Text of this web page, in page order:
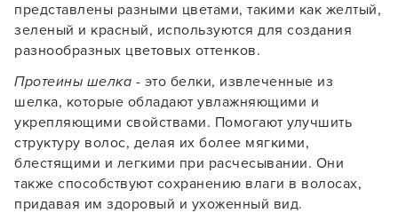
представлены разными цветами, такими как желтый,
зеленый и красный, используются для создания
разнообразных цветовых оттенков.
Протеины шелка - это белки, извлеченные из
шелка, которые обладают увлажняющими и
укрепляющими свойствами. Помогают улучшить
структуру волос, делая их более мягкими,
блестящими и легкими при расчесывании. Они
также способствуют сохранению влаги в волосах,
придавая им здоровый и ухоженный вид.